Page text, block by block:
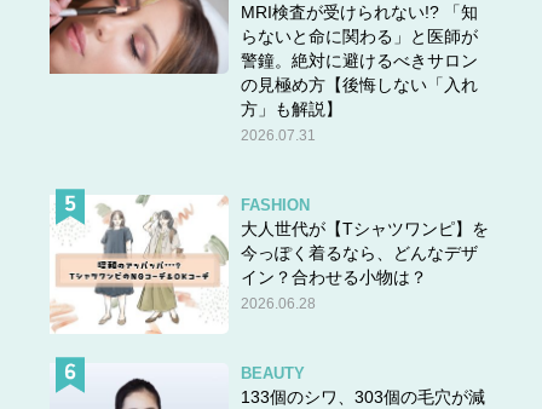
MRI検査が受けられない!? 「知
らないと命に関わる」と医師が
警鐘。絶対に避けるべきサロン
の見極め方【後悔しない「入れ
方」も解説】
2026.07.31
FASHION
大人世代が【Tシャツワンピ】を
今っぽく着るなら、どんなデザ
イン？合わせる小物は？
2026.06.28
BEAUTY
133個のシワ、303個の毛穴が減